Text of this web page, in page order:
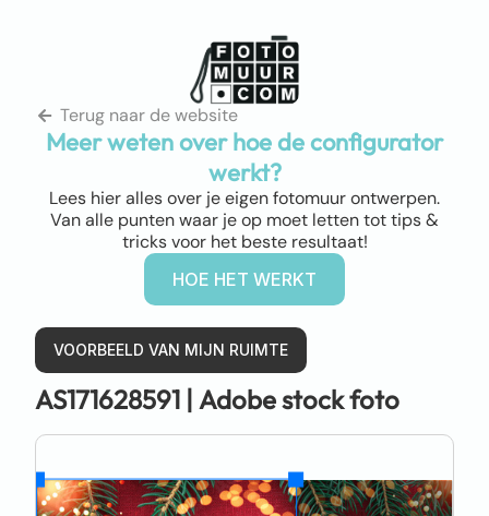
Terug naar de website
Meer weten over hoe de configurator
werkt?
Lees hier alles over je eigen fotomuur ontwerpen.
Van alle punten waar je op moet letten tot tips &
tricks voor het beste resultaat!
HOE HET WERKT
VOORBEELD VAN MIJN RUIMTE
AS171628591 | Adobe stock foto